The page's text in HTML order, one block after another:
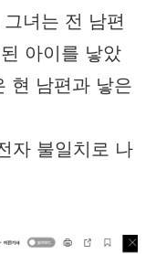
녀는 전 남편
아이를 낳았
현 남편과 낳은
자 불일치로 나